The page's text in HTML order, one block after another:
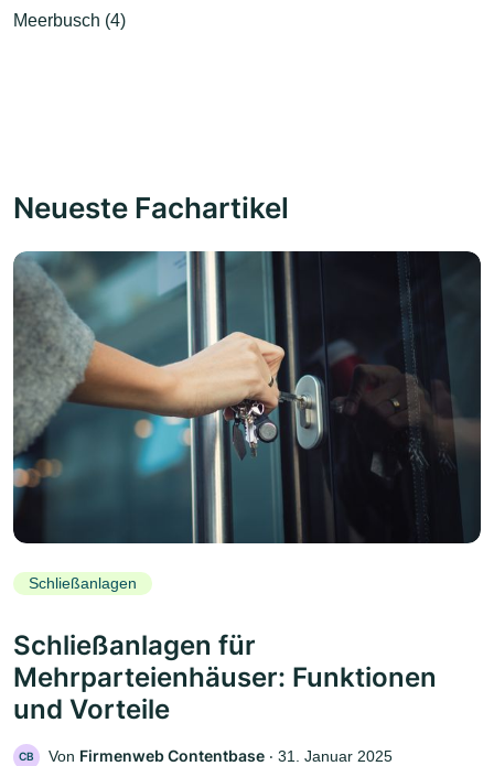
Meerbusch (4)
Neueste Fachartikel
Schließanlagen
Schließanlagen für
Mehrparteienhäuser: Funktionen
und Vorteile
CB Von Firmenweb Contentbase ‧ 31. Januar 2025